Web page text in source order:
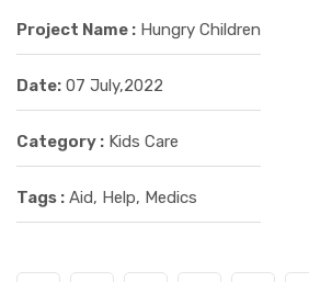
Project Name : Hungry Children
Date: 07 July,2022
Category : Kids Care
Tags : Aid, Help, Medics